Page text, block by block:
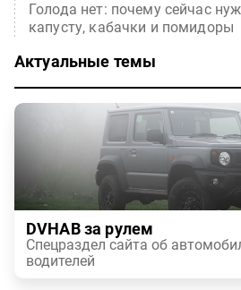
Голода нет: почему сейчас
капусту, кабачки и помидоры
Актуальные темы
DVHAB за рулем
Спецраздел сайта об
водителей